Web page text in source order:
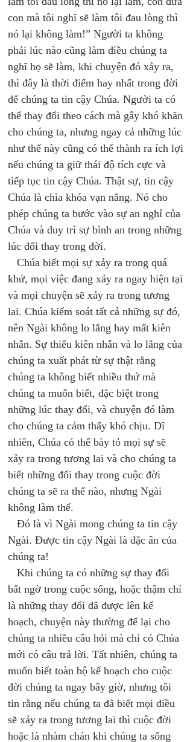
con mà tôi nghĩ sẽ làm tôi đau lòng thì
nó lại không làm!” Người ta không
phải lúc nào cũng làm điều chúng ta
nghĩ họ sẽ làm, khi chuyện đó xảy ra,
thì đây là thời điểm hay nhất trong đời
để chúng ta tin cậy Chúa. Người ta có
thể thay đổi theo cách mà gây khó khăn
cho chúng ta, nhưng ngay cả những lúc
như thế này cũng có thể thành ra ích lợi
nếu chúng ta giữ thái độ tích cực và
tiếp tục tin cậy Chúa. Thật sự, tin cậy
Chúa là chìa khóa vạn năng. Nó cho
phép chúng ta bước vào sự an nghỉ của
Chúa và duy trì sự bình an trong những
lúc đổi thay trong đời.
Chúa biết mọi sự xảy ra trong quá
khứ, mọi việc đang xảy ra ngay hiện tại
và mọi chuyện sẽ xảy ra trong tương
lai. Chúa kiểm soát tất cả những sự đó,
nên Ngài không lo lắng hay mất kiên
nhẫn. Sự thiếu kiên nhẫn và lo lắng của
chúng ta xuất phát từ sự thật rằng
chúng ta không biết nhiều thứ mà
chúng ta muốn biết, đặc biệt trong
những lúc thay đổi, và chuyện đó làm
cho chúng ta cảm thấy khó chịu. Dĩ
nhiên, Chúa có thể bày tỏ mọi sự sẽ
xảy ra trong tương lai và cho chúng ta
biết những đổi thay trong cuộc đời
chúng ta sẽ ra thế nào, nhưng Ngài
không làm thế.
Đó là vì Ngài mong chúng ta tin cậy
Ngài. Được tin cậy Ngài là đặc ân của
chúng ta!
Khi chúng ta có những sự thay đổi
bất ngờ trong cuộc sống, hoặc thậm chí
là những thay đổi đã được lên kế
hoạch, chuyện này thường để lại cho
chúng ta nhiều câu hỏi mà chỉ có Chúa
mới có câu trả lời. Tất nhiên, chúng ta
muốn biết toàn bộ kế hoạch cho cuộc
đời chúng ta ngay bây giờ, nhưng tôi
tin rằng nếu chúng ta đã biết mọi điều
sẽ xảy ra trong tương lai thì cuộc đời
hoặc là nhàm chán khi chúng ta sống